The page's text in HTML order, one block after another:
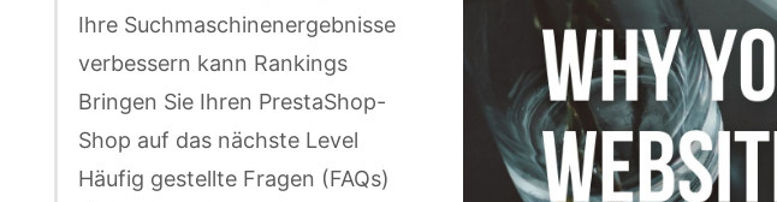
Ihre Suchmaschinenergebnisse
verbessern kann Rankings
Bringen Sie Ihren PrestaShop-
Shop auf das nächste Level
Häufig gestellte Fragen (FAQs)